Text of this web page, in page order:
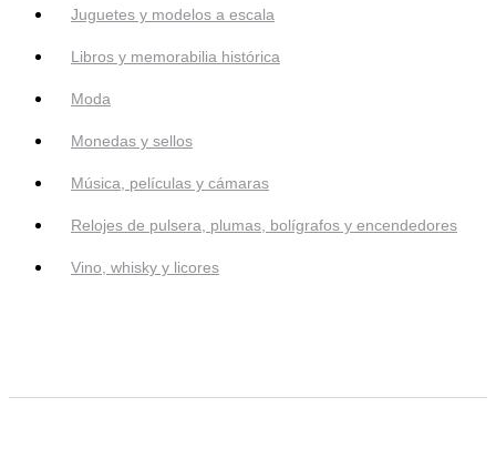
Juguetes y modelos a escala
Libros y memorabilia histórica
Moda
Monedas y sellos
Música, películas y cámaras
Relojes de pulsera, plumas, bolígrafos y encendedores
Vino, whisky y licores